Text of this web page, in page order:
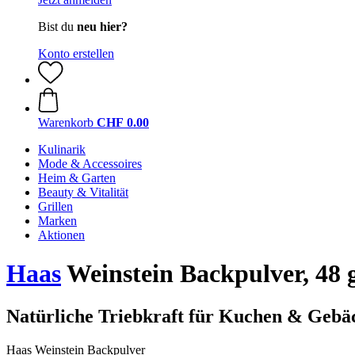
Bist du neu hier?
Konto erstellen
Warenkorb CHF 0.00
Kulinarik
Mode & Accessoires
Heim & Garten
Beauty & Vitalität
Grillen
Marken
Aktionen
HaasWeinstein Backpulver, 48
Natürliche Triebkraft für Kuchen &
Haas Weinstein Backpulver